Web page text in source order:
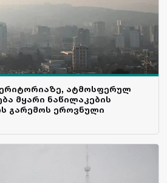
ატმოსფერულ
მყარი ნაწილაკების
გარემოს ეროვნული